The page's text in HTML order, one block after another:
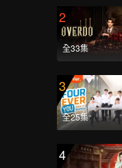
2
全33集
3
全25集
4